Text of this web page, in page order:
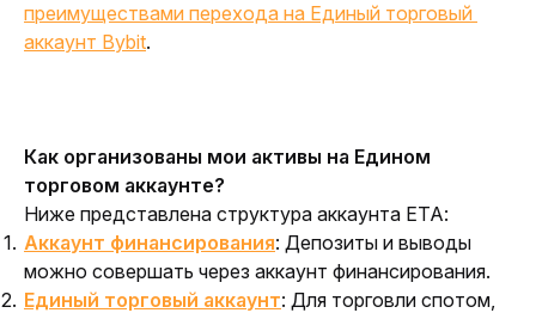
преимуществами перехода на Единый торговый
аккаунт Bybit.
Как организованы мои активы на Едином
торговом аккаунте?
Ниже представлена структура аккаунта ЕТА:
Аккаунт финансирования: Депозиты и выводы
можно совершать через аккаунт финансирования.
Единый торговый аккаунт: Для торговли спотом,